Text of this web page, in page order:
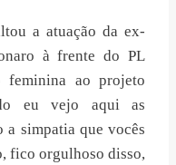
a atuação da ex-
à frente do PL
feminina ao projeto
eu vejo aqui as
a simpatia que vocês
fico orgulhoso disso,